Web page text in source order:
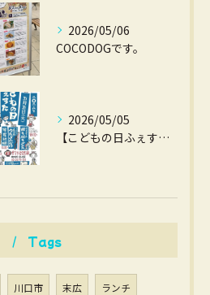
2026/05/06
COCODOGです。
2026/05/05
【こどもの日ふぇすた】
Tags
川口市 末広 ランチ